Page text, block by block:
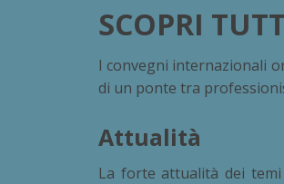
SCOPRI
I convegni internazionali
di un ponte tra
Attualità
La forte attualità dei